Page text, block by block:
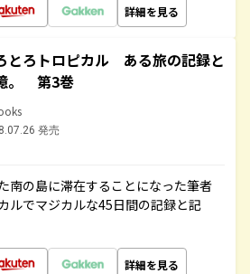
詳細を見る
とろトロピカル ある旅の記録と
。 第3巻
発売
南の島に滞在することになった筆者
ルでマジカルな45日間の記録と記
詳細を見る